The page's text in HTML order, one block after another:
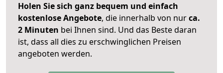
Holen Sie sich ganz bequem und einfach
kostenlose Angebote, die innerhalb von nurca.
2 Minuten bei Ihnen sind. Und das Beste daran
ist, dass all dies zu erschwinglichen Preisen
angeboten werden.